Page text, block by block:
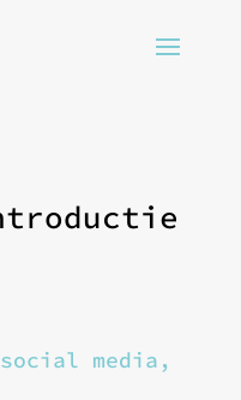
media,